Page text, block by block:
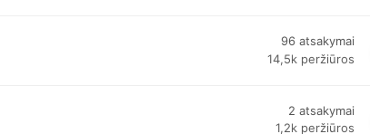
96 atsakymai
14,5k peržiūros
2 atsakymai
1,2k peržiūros